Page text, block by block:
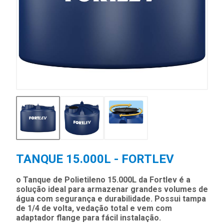
TANQUE 15.000L - FORTLEV
o Tanque de Polietileno 15.000L da Fortlev é a
solução ideal para armazenar grandes volumes de
água com segurança e durabilidade. Possui tampa
de 1/4 de volta, vedação total e vem com
adaptador flange para fácil instalação.